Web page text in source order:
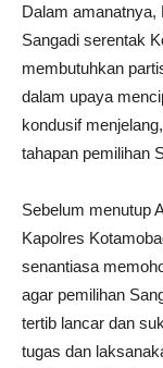
Dalam amanatnya,
Sangadi serentak
membutuhkan
dalam upaya
kondusif
tahapan pemilihan
Sebelum menutup
Kapolres
senantiasa
agar pemilihan
tertib lancar dan
tugas dan